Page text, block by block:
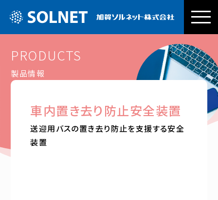
PRODUCTS
製品情報
車内置き去り防止安全装置
送迎用バスの置き去り防止を支援する安全
装置